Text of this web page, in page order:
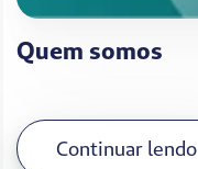
Quem somos
Continuar lendo